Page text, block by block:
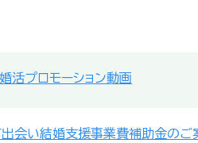
活プロモーション動画
会い結婚支援事業費補助金のご